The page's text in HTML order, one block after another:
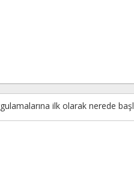
ilk olarak nerede